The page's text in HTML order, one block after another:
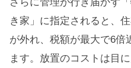
き家」に指定されると、
が外れ、税額が最大で6倍
ます。放置のコストは目